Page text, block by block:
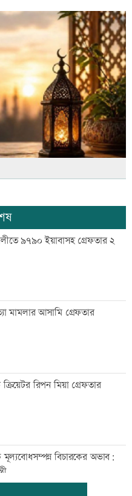
৯৭৯০ ইয়াবাসহ গ্রেফতার ২
মামলার আসামি গ্রেফতার
রিপন মিয়া গ্রেফতার
মূল্যবোধসম্পন্ন বিচারকের অভাব: